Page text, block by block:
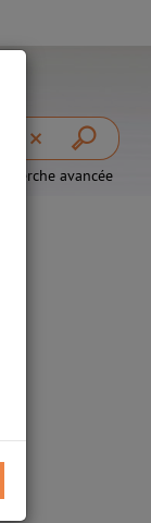
recherche avancée